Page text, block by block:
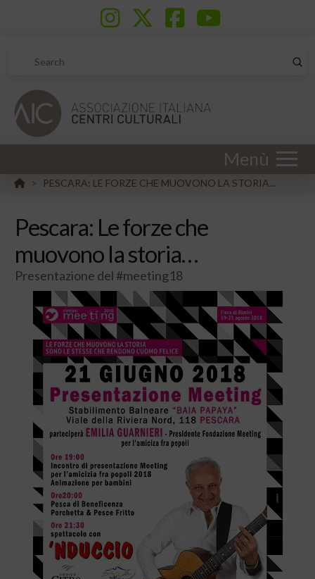
Search
Menù
HOME
> PESCARA: LE FORZE CHE MUOVONO LA STORIA...
Pescara: Le forze che
muovono la storia…
Presentazione del #meeting18